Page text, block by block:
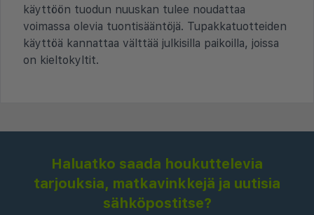
käyttöön tuodun nuuskan tulee noudattaa
voimassa olevia tuontisääntöjä. Tupakkatuotteiden
käyttöä kannattaa välttää julkisilla paikoilla, joissa
on kieltokyltit.
Haluatko saada houkuttelevia
tarjouksia, matkavinkkejä ja uutisia
sähköpostitse?